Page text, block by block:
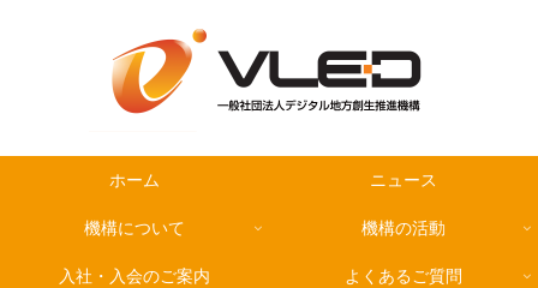
ホーム ニュース
機構について 機構の活動
入社・入会のご案内 よくあるご質問